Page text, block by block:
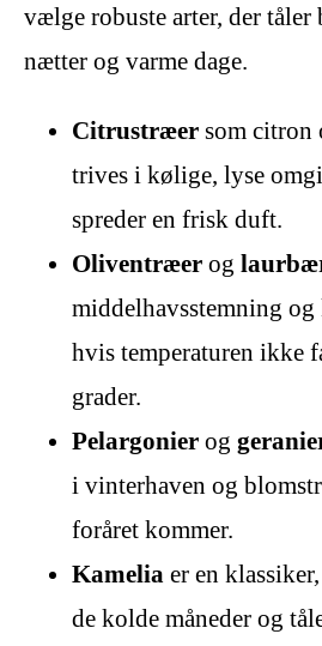
vælge robuste arter, der tåler
nætter og varme dage.
Citrustræer som citron
trives i kølige, lyse
spreder en frisk duft.
Oliventræer og
middelhavsstemning
hvis temperaturen ikke
grader.
Pelargonier og
i vinterhaven og
foråret kommer.
Kamelia er en
de kolde måneder og